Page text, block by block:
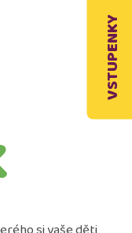
VSTUPENKY